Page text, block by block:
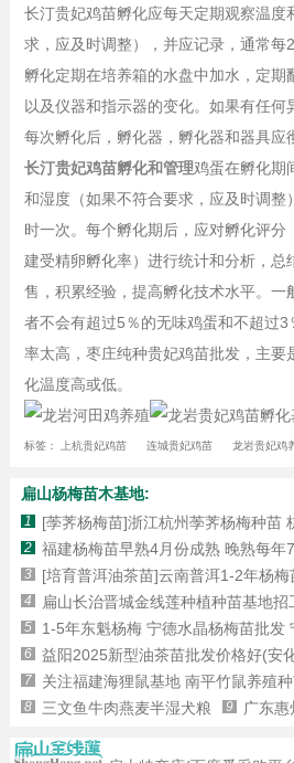
长汀贵妃鸡苗孵化应每天定期观察温度
求，应及时调整），并应记录，通常每
孵化定期在培养箱的水盘中加水，定期
以及仪器和指示器的变化。如果有任何
每次孵化后，孵化器，孵化器和器具应
长汀贵妃鸡苗孵化和管理鸡蛋在孵化期
和湿度（如果不符合要求，应及时调整
时一次。每个孵化期后，应对孵化评分
建受精卵孵化率）进行统计和分析，总
售，积累经验，提高孵化技术水平。一
者不会有超过5％的无味鸡蛋和不超过
率太高，枣庄纯种贵妃鸡苗批发，主要
化温度高或低。
标签： 上杭贵妃鸡苗 连城贵妃鸡苗 龙岩贵妃鸡
扁山杨梅苗木基地:
1 [荸荠杨梅苗]浙江杭州荸荠杨梅种苗
2 福建杨梅苗早熟4月份成熟 晚熟每年
3 [培育普洱油茶苗]云南普洱1-2年杨
4 扁山长治晋城金线莲种植种苗基地
5 1-5年东魁杨梅 宁德水晶杨梅苗批发
6 益阳2025新型油茶苗批发价格好(安
7 关注福建海狸鼠基地 南平竹鼠养殖
8 三文鱼牛肉燕麦半湿犬粮 9 广东